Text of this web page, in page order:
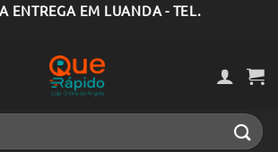
ENTREGA EM LUANDA - TEL.